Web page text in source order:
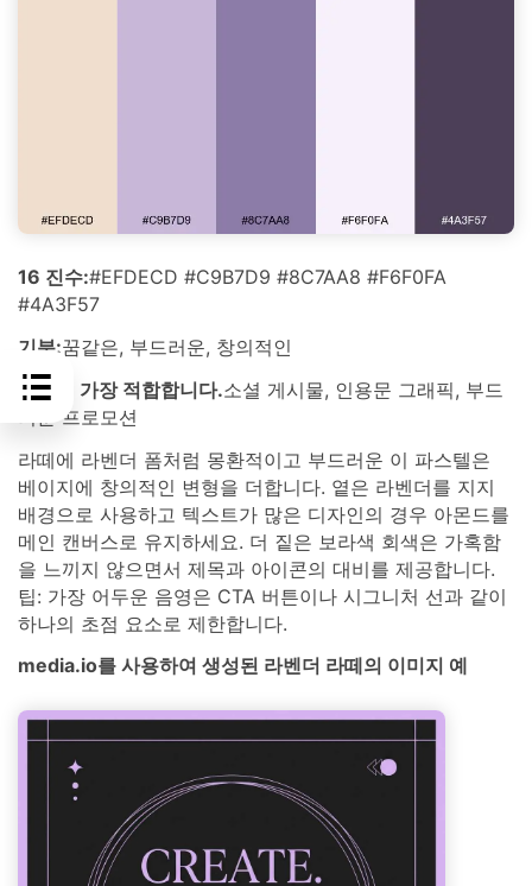
16 진수:#EFDECD #C9B7D9 #8C7AA8 #F6F0FA
#4A3F57
기분:꿈같은, 부드러운, 창의적인
다음에 가장 적합합니다.소셜 게시물, 인용문 그래픽, 부드
러운 프로모션
라떼에 라벤더 폼처럼 몽환적이고 부드러운 이 파스텔은
베이지에 창의적인 변형을 더합니다. 옅은 라벤더를 지지
배경으로 사용하고 텍스트가 많은 디자인의 경우 아몬드를
메인 캔버스로 유지하세요. 더 짙은 보라색 회색은 가혹함
을 느끼지 않으면서 제목과 아이콘의 대비를 제공합니다.
팁: 가장 어두운 음영은 CTA 버튼이나 시그니처 선과 같이
하나의 초점 요소로 제한합니다.
media.io를 사용하여 생성된 라벤더 라떼의 이미지 예